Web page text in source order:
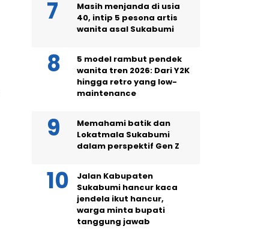
Masih menjanda di usia
40, intip 5 pesona artis
wanita asal Sukabumi
5 model rambut pendek
wanita tren 2026: Dari Y2K
hingga retro yang low-
maintenance
Memahami batik dan
Lokatmala Sukabumi
dalam perspektif Gen Z
Jalan Kabupaten
Sukabumi hancur kaca
jendela ikut hancur,
warga minta bupati
tanggung jawab